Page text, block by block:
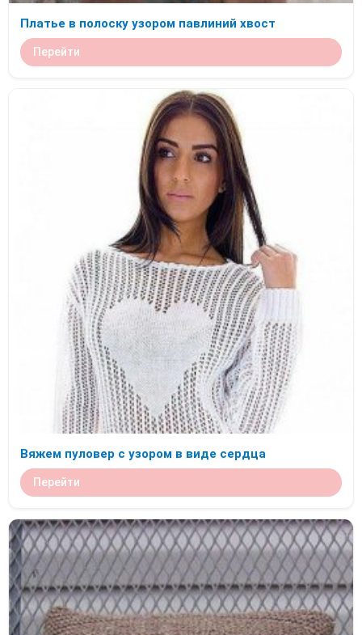
Платье в полоску узором павлиний хвост
Перейти
Вяжем пуловер с узором в виде сердца
Перейти